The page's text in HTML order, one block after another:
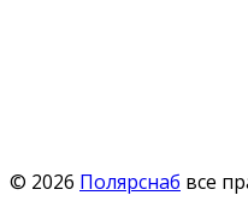
© 2026 Полярснаб все